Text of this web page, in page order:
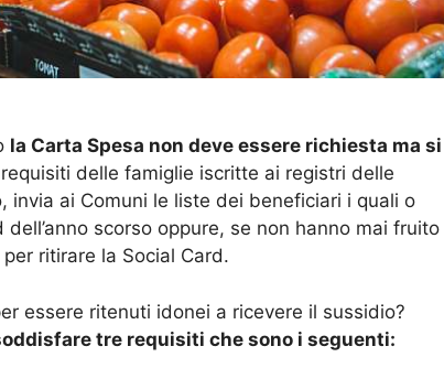
la Carta Spesa non deve essere richiesta ma si
requisiti delle famiglie iscritte ai registri delle
invia ai Comuni le liste dei beneficiari i quali o
scorso oppure, se non hanno mai fruito
ritirare la Social Card.
essere ritenuti idonei a ricevere il sussidio?
tre requisiti che sono i seguenti: